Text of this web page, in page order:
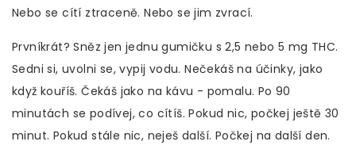
Nebo se cítí ztraceně. Nebo se jim zvrací.
Prvníkrát? Sněz jen jednu gumičku s 2,5 nebo 5 mg THC.
Sedni si, uvolni se, vypij vodu. Nečekáš na účinky, jako
když kouříš. Čekáš jako na kávu - pomalu. Po 90
minutách se podívej, co cítíš. Pokud nic, počkej ještě 30
minut. Pokud stále nic, neješ další. Počkej na další den.